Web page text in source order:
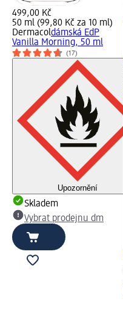
499,00 Kč
50 ml (99,80 Kč za 10 ml)
Dermacoldámská EdP
Vanilla Morning, 50 ml
(17)
Upozornění
Skladem
Vybrat prodejnu dm